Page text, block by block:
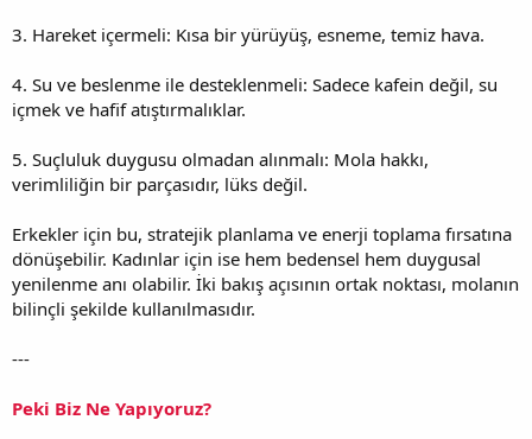
3. Hareket içermeli: Kısa bir yürüyüş, esneme, temiz hava.
4. Su ve beslenme ile desteklenmeli: Sadece kafein değil, su
içmek ve hafif atıştırmalıklar.
5. Suçluluk duygusu olmadan alınmalı: Mola hakkı,
verimliliğin bir parçasıdır, lüks değil.
Erkekler için bu, stratejik planlama ve enerji toplama fırsatına
dönüşebilir. Kadınlar için ise hem bedensel hem duygusal
yenilenme anı olabilir. İki bakış açısının ortak noktası, molanın
bilinçli şekilde kullanılmasıdır.
---
Peki Biz Ne Yapıyoruz?